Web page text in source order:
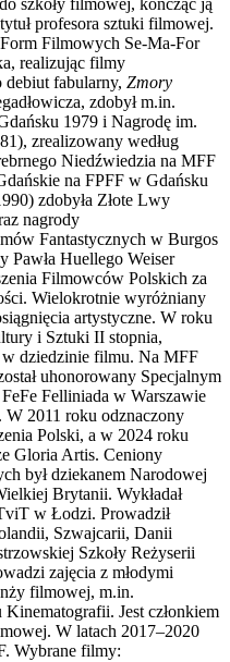
szkoły filmowej, kończąc ją
profesora sztuki filmowej.
Form Filmowych Se-Ma-For
realizując filmy
fabularny, Zmory
zdobył m.in.
1979 i Nagrodę im.
zrealizowany według
Niedźwiedzia na MFF
na FPFF w Gdańsku
zdobyła Złote Lwy
nagrody
Fantastycznych w Burgos
Pawła Huellego Weiser
Filmowców Polskich za
Wielokrotnie wyróżniany
artystyczne. W roku
i Sztuki II stopnia,
dziedzinie filmu. Na MFF
uhonorowany Specjalnym
Felliniada w Warszawie
W 2011 roku odznaczony
Polski, a w 2024 roku
Gloria Artis. Ceniony
był dziekanem Narodowej
Brytanii. Wykładał
w Łodzi. Prowadził
Szwajcarii, Danii
Szkoły Reżyserii
zajęcia z młodymi
filmowej, m.in.
Jest członkiem
W latach 2017–2020
Wybrane filmy: